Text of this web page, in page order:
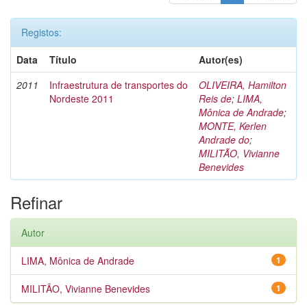
Registos:
Data
Título
Autor(es)
2011
Infraestrutura de transportes do
Nordeste 2011
OLIVEIRA, Hamilton
Reis de; LIMA,
Mônica de Andrade;
MONTE, Kerlen
Andrade do;
MILITÃO, Vivianne
Benevides
Refinar
Autor
1
LIMA, Mônica de Andrade
1
MILITÃO, Vivianne Benevides